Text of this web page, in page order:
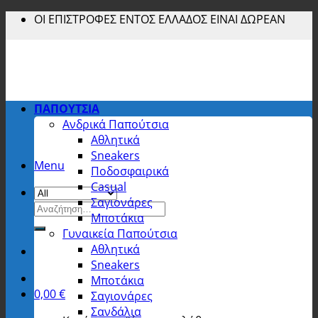
Skip ΟΙ ΕΠΙΣΤΡΟΦΕΣ ΕΝΤΟΣ ΕΛΛΑΔΟΣ ΕΙΝΑΙ ΔΩΡΕΑΝ
Menu
Αναζήτηση
για:
0,00€
ΠΑΠΟΥΤΣΙΑ
Ανδρικά Παπούτσια
Αθλητικά
Sneakers
Ποδοσφαιρικά
Casual
Σαγιονάρες
Μποτάκια
Γυναικεία Παπούτσια
Αθλητικά
Sneakers
Μποτάκια
Σαγιονάρες
Σανδάλια